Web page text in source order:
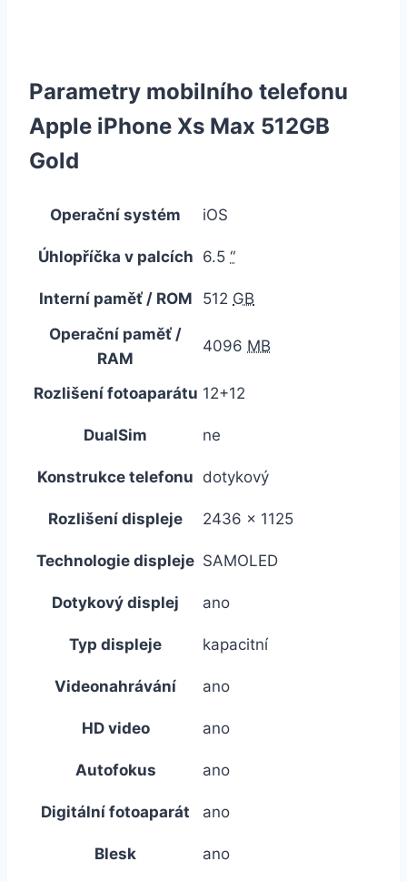
Parametry mobilního telefonu
Apple iPhone Xs Max 512GB
Gold
Operační systém iOS
Úhlopříčka v palcích 6.5 “
Interní paměť / ROM 512 GB
Operační paměť /
RAM
4096 MB
Rozlišení fotoaparátu 12+12
DualSim ne
Konstrukce telefonu dotykový
Rozlišení displeje 2436 x 1125
Technologie displeje SAMOLED
Dotykový displej ano
Typ displeje kapacitní
Videonahrávání ano
HD video ano
Autofokus ano
Digitální fotoaparát ano
Blesk ano